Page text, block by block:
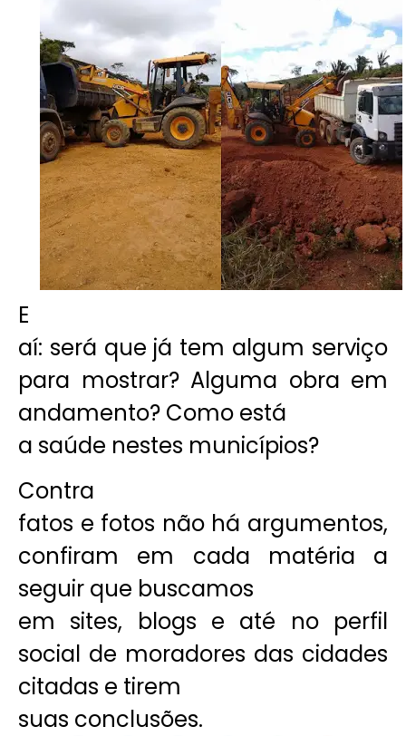
E
aí: será que já tem algum serviço
para mostrar? Alguma obra em
andamento? Como está
a saúde nestes municípios?
Contra
fatos e fotos não há argumentos,
confiram em cada matéria a
seguir que buscamos
em sites, blogs e até no perfil
social de moradores das cidades
citadas e tirem
suas conclusões.